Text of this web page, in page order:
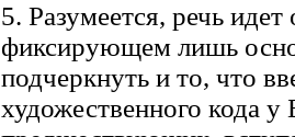
5. Разумеется, речь
фиксирующем лишь
подчеркнуть и то, что
художественного кода у